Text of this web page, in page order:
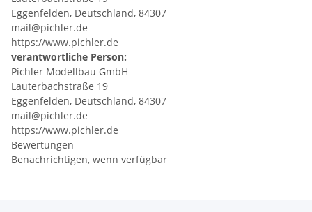
Eggenfelden, Deutschland, 84307
mail@pichler.de
https://www.pichler.de
verantwortliche Person:
Pichler Modellbau GmbH
Lauterbachstraße 19
Eggenfelden, Deutschland, 84307
mail@pichler.de
https://www.pichler.de
Bewertungen
Benachrichtigen, wenn verfügbar